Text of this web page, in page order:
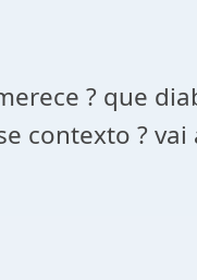
? que
contexto ?